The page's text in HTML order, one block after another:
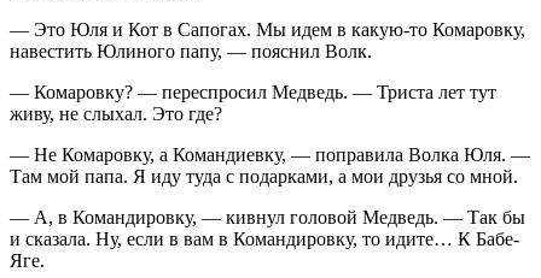
— Это Юля и Кот в Сапогах. Мы идем в какую-то Комаровку,
навестить Юлиного папу, — пояснил Волк.
— Комаровку? — переспросил Медведь. — Триста лет тут
живу, не слыхал. Это где?
— Не Комаровку, а Командиевку, — поправила Волка Юля. —
Там мой папа. Я иду туда с подарками, а мои друзья со мной.
— А, в Командировку, — кивнул головой Медведь. — Так бы
и сказала. Ну, если в вам в Командировку, то идите… К Бабе-
Яге.